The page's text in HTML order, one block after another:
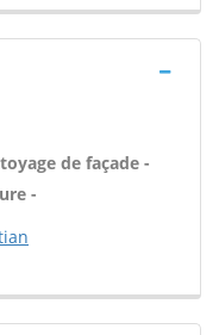
de façade -
-